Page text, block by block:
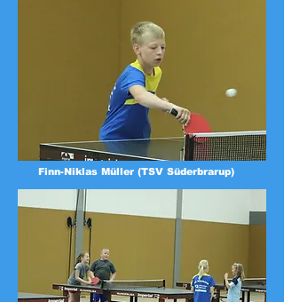
Finn-Niklas Müller (TSV Süderbrarup)